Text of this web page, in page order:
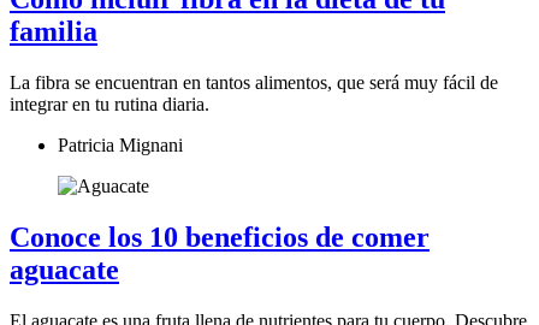
familia
La fibra se encuentran en tantos alimentos, que será muy fácil de
integrar en tu rutina diaria.
Patricia Mignani
Conoce los 10 beneficios de comer
aguacate
El aguacate es una fruta llena de nutrientes para tu cuerpo. Descubre